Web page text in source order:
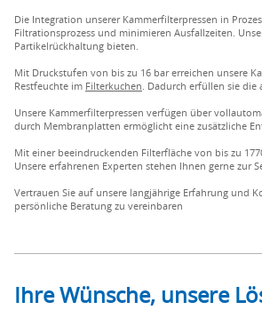
Die Integration unserer Kammerfilterpressen in
Filtrationsprozess und minimieren Ausfallzeiten.
Partikelrückhaltung bieten.
Mit Druckstufen von bis zu 16 bar erreichen unsere
Restfeuchte im Filterkuchen. Dadurch erfüllen sie
Unsere Kammerfilterpressen verfügen über
durch Membranplatten ermöglicht eine zusätzliche
Mit einer beeindruckenden Filterfläche von bis zu
Unsere erfahrenen Experten stehen Ihnen gerne
Vertrauen Sie auf unsere langjährige Erfahrung und
persönliche Beratung zu vereinbaren
Ihre Wünsche, unsere